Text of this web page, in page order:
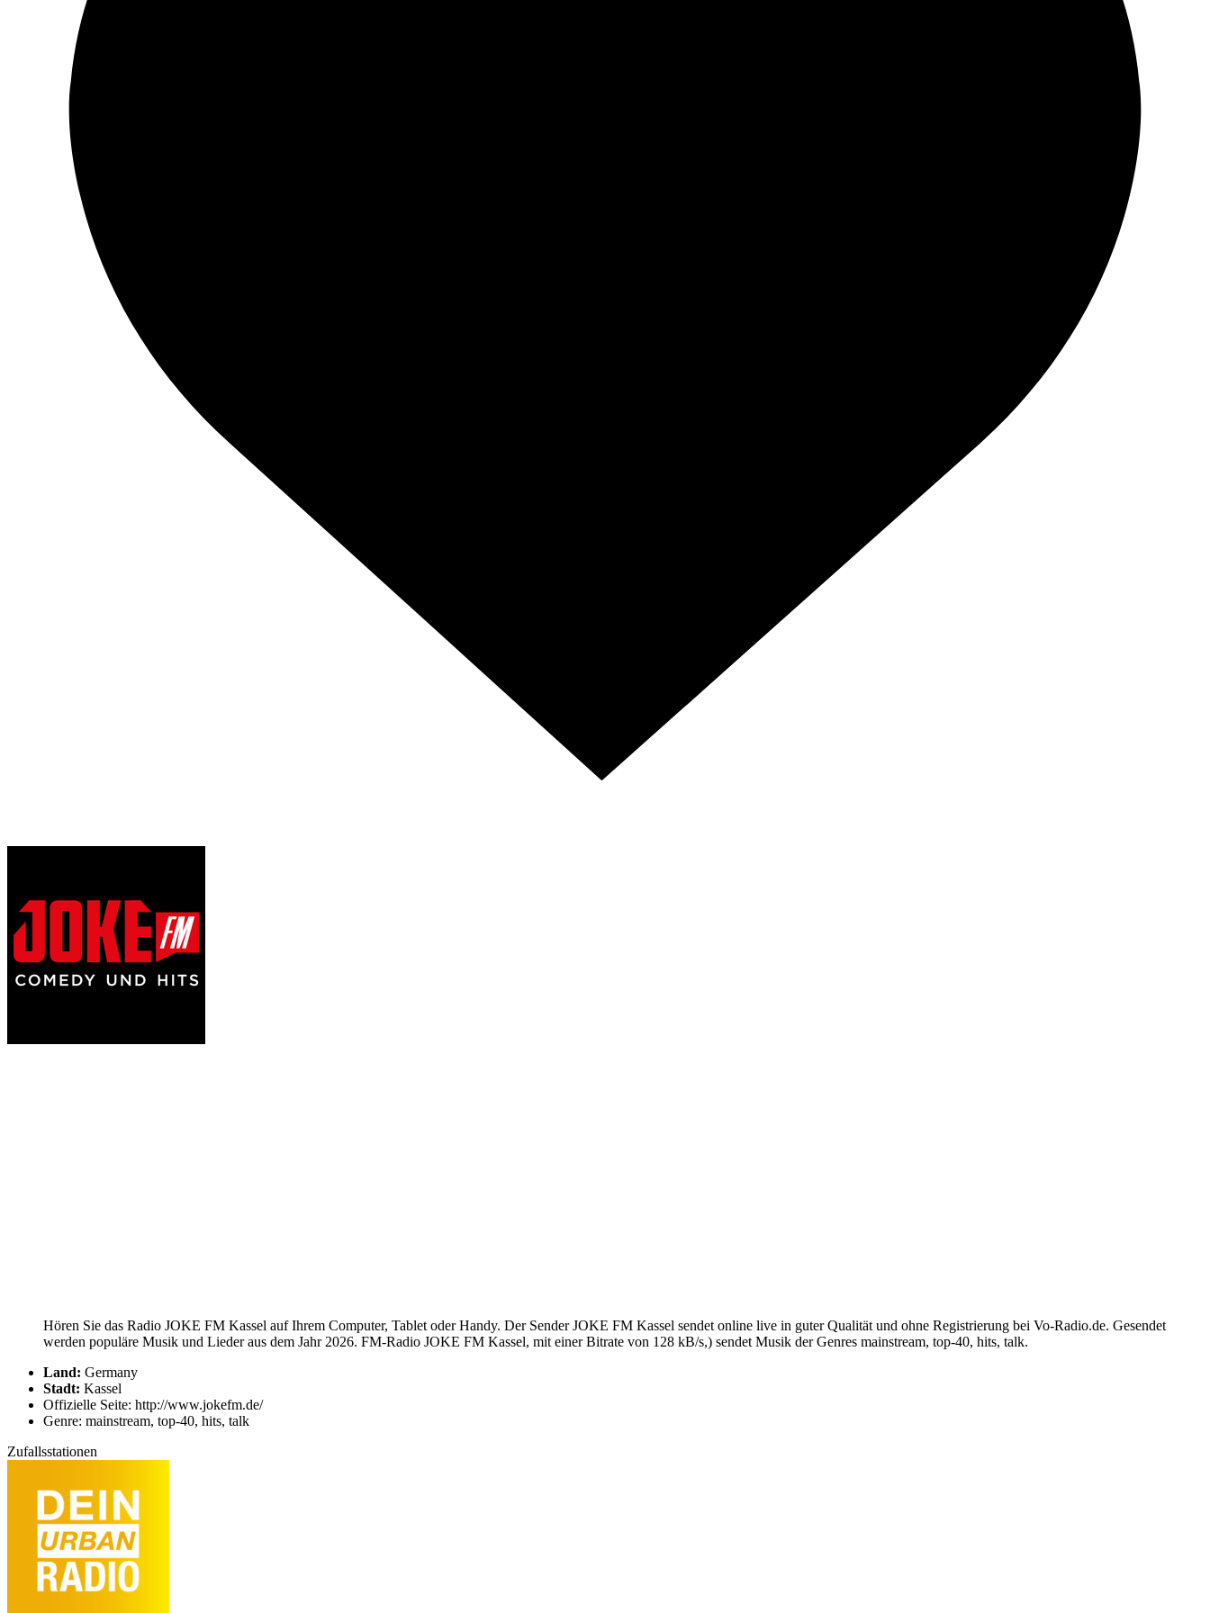
Hören Sie das Radio JOKE FM Kassel auf Ihrem Computer, Tablet oder Handy. Der Sender JOKE FM Kassel sendet online live in guter Qualität und ohne Registrierung bei Vo-Radio.de. Gesendet
werden populäre Musik und Lieder aus dem Jahr 2026. FM-Radio JOKE FM Kassel, mit einer Bitrate von 128 kB/s,) sendet Musik der Genres mainstream, top-40, hits, talk.
Land: Germany
Stadt: Kassel
Offizielle Seite: http://www.jokefm.de/
Genre: mainstream, top-40, hits, talk
Zufallsstationen